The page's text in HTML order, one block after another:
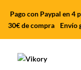
Pago con Paypal en 4
30€ de compra
Envío